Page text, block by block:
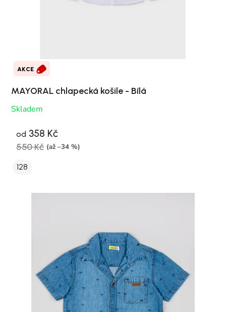
AKCE
MAYORAL chlapecká košile - Bílá
Skladem
od 358 Kč
550 Kč (až –34 %)
128